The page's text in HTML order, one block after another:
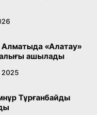
көмекшісі
Алматыда «Алатау»
ашылады
2025
Тұрғанбайды